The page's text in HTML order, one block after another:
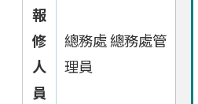
報
修
人
員
總務處 總務處管
理員